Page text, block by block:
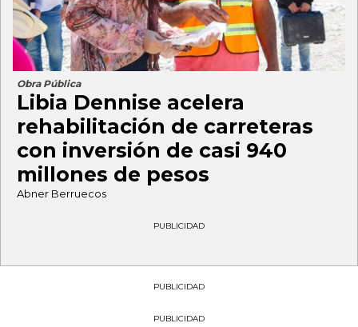
Obra Pública
Libia Dennise acelera
rehabilitación de carreteras
con inversión de casi 940
millones de pesos
Abner Berruecos
PUBLICIDAD
PUBLICIDAD
PUBLICIDAD